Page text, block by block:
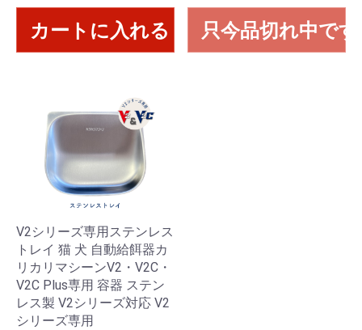
カートに入れる 只今品切れ中です
V2シリーズ専用ステンレス
トレイ 猫 犬 自動給餌器カ
リカリマシーンV2・V2C・
V2C Plus専用 容器 ステン
レス製 V2シリーズ対応 V2
シリーズ専用